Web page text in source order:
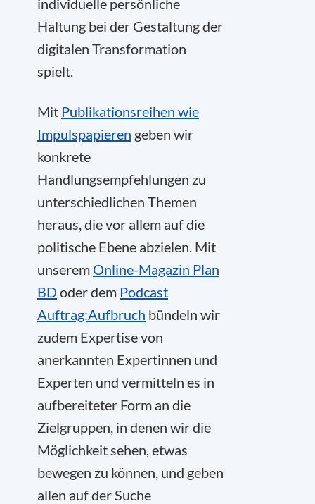
individuelle persönliche
Haltung bei der Gestaltung der
digitalen Transformation
spielt.
Mit Publikationsreihen wie
Impulspapieren geben wir
konkrete
Handlungsempfehlungen zu
unterschiedlichen Themen
heraus, die vor allem auf die
politische Ebene abzielen. Mit
unserem Online-Magazin Plan
BDoder dem Podcast
Auftrag:Aufbruch bündeln wir
zudem Expertise von
anerkannten Expertinnen und
Experten und vermitteln es in
aufbereiteter Form an die
Zielgruppen, in denen wir die
Möglichkeit sehen, etwas
bewegen zu können, und geben
allen auf der Suche